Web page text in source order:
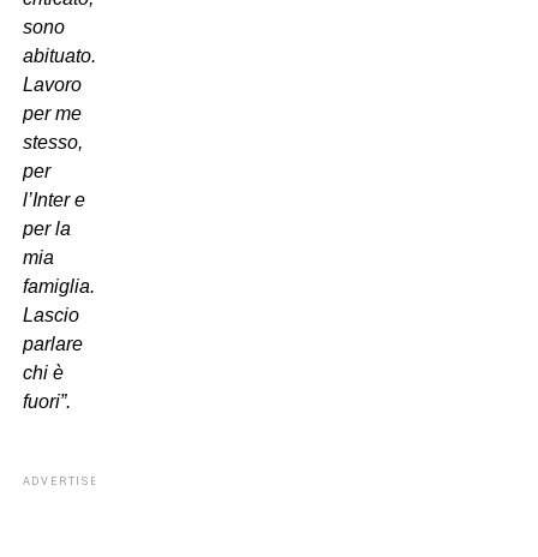
sono
abituato.
Lavoro
per me
stesso,
per
l’Inter e
per la
mia
famiglia.
Lascio
parlare
chi è
fuori”.
ADVERTISEMENT